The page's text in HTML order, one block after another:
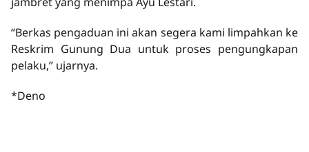
“Berkas pengaduan ini akan segera kami limpahkan ke
Reskrim Gunung Dua untuk proses pengungkapan
pelaku,” ujarnya.
*Deno